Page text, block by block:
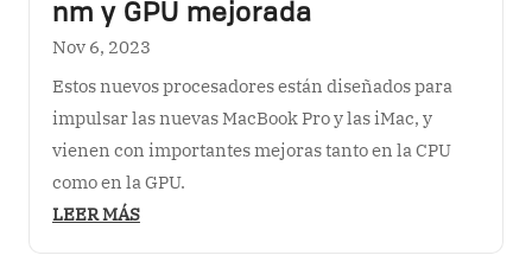
nm y GPU mejorada
Nov 6, 2023
Estos nuevos procesadores están diseñados para
impulsar las nuevas MacBook Pro y las iMac, y
vienen con importantes mejoras tanto en la CPU
como en la GPU.
LEER MÁS